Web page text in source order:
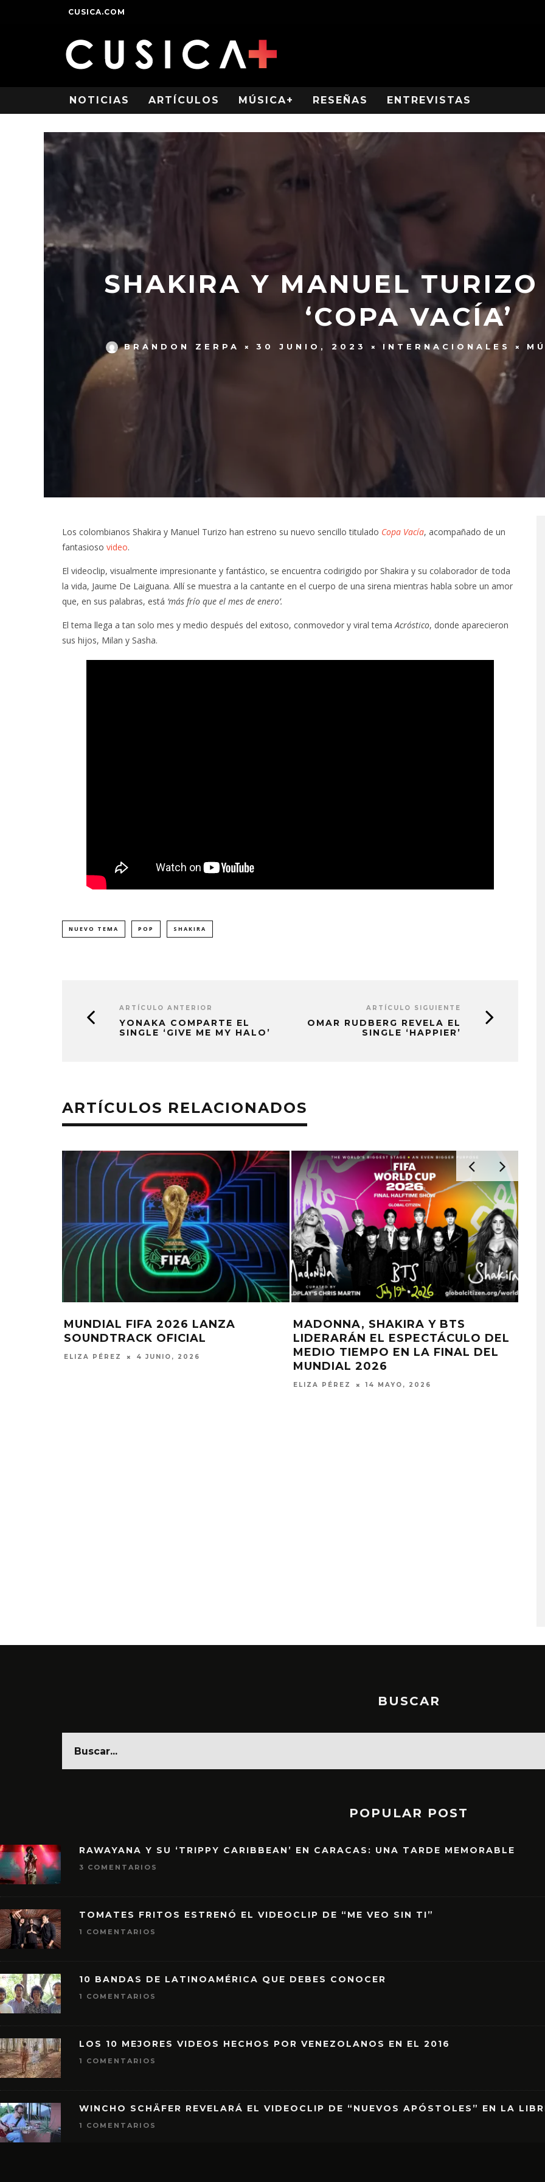
CUSICA.COM
NOTICIAS ARTÍCULOS MÚSICA+ RESEÑAS ENTREVISTAS
SHAKIRA Y MANUEL TURIZO
‘COPA VACÍA’
BRANDON ZERPA 30 JUNIO, 2023 INTERNACIONALES
Los colombianos Shakira y Manuel Turizo han estreno su nuevo sencillo titulado Copa Vacía, acompañado de un
fantasioso video.
El videoclip, visualmente impresionante y fantástico, se encuentra codirigido por Shakira y su colaborador de toda
la vida, Jaume De Laiguana. Allí se muestra a la cantante en el cuerpo de una sirena mientras habla sobre un amor
que, en sus palabras, está ‘más frío que el mes de enero’.
El tema llega a tan solo mes y medio después del exitoso, conmovedor y viral temaAcróstico, donde aparecieron
sus hijos, Milan y Sasha.
NUEVO TEMA POP SHAKIRA
ARTÍCULO ANTERIOR
YONAKA COMPARTE EL
SINGLE ‘GIVE ME MY HALO’
ARTÍCULO SIGUIENTE
OMAR RUDBERG REVELA EL
SINGLE ‘HAPPIER’
ARTÍCULOS RELACIONADOS
RÍO DE JANEIRO ESTIMA MÁXIMA
ASISTENCIA PARA EL SHOW DE
SHAKIRA
ANITTA Y SHAKIRA CELEBRAN LA
LIBERTAD CON ‘CHOKA CHOKA’
ELIZA PÉREZ 10 ABRIL, 2026
BUSCAR
POPULAR POST
RAWAYANA Y SU ‘TRIPPY CARIBBEAN’ EN CARACAS: UNA TARDE MEMORABLE
3 COMENTARIOS
TOMATES FRITOS ESTRENÓ EL VIDEOCLIP DE “ME VEO SIN TI”
1 COMENTARIOS
10 BANDAS DE LATINOAMÉRICA QUE DEBES CONOCER
1 COMENTARIOS
LOS 10 MEJORES VIDEOS HECHOS POR VENEZOLANOS EN EL 2016
1 COMENTARIOS
WINCHO SCHÄFER REVELARÁ EL VIDEOCLIP DE “NUEVOS APÓSTOLES” EN LA
1 COMENTARIOS